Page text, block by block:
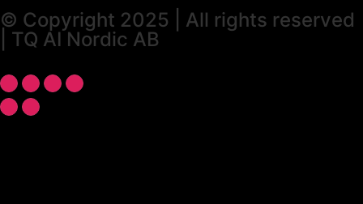
© Copyright 2025 | All rights reserved
| TQ AI Nordic AB